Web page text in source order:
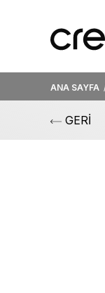
ANA SAYFA
GERİ